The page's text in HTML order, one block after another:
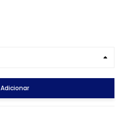
Adicionar